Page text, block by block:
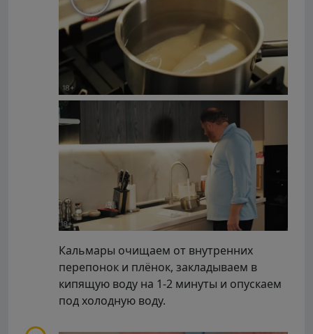
Кальмары очищаем от внутренних
перепонок и плёнок, закладываем в
кипящую воду на 1-2 минуты и опускаем
под холодную воду.